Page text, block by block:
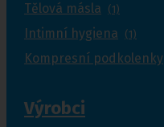
Tělová másla (1)
Intimní hygiena (1)
Kompresní podkolenky
Výrobci